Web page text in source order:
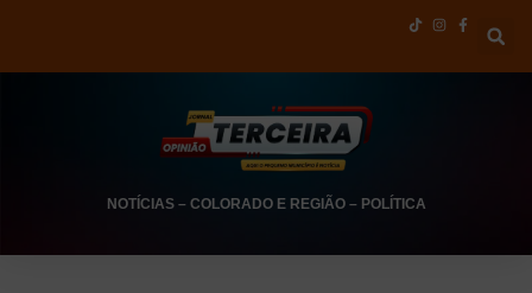
NOTÍCIAS– COLORADO E REGIÃO– POLÍTICA